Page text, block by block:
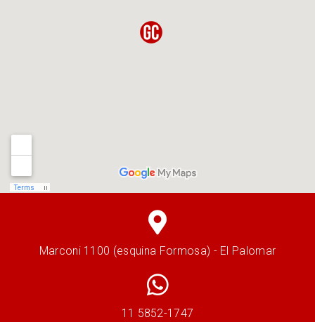
Marconi 1100 (esquina Formosa) - El Palomar
11 5852-1747